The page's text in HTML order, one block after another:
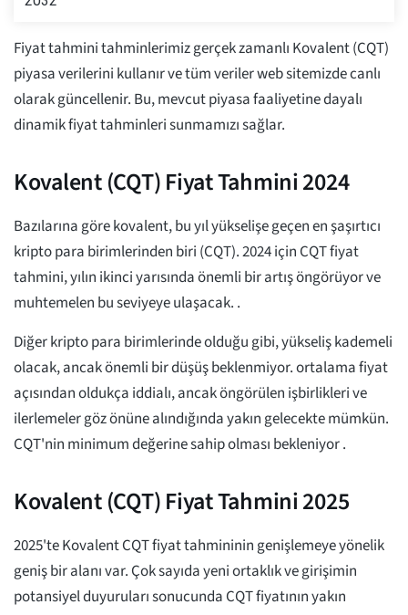
Fiyat tahmini tahminlerimiz gerçek zamanlı Kovalent (CQT)
piyasa verilerini kullanır ve tüm veriler web sitemizde canlı
olarak güncellenir. Bu, mevcut piyasa faaliyetine dayalı
dinamik fiyat tahminleri sunmamızı sağlar.
Kovalent (CQT) Fiyat Tahmini 2024
Bazılarına göre kovalent, bu yıl yükselişe geçen en şaşırtıcı
kripto para birimlerinden biri (CQT). 2024 için CQT fiyat
tahmini, yılın ikinci yarısında önemli bir artış öngörüyor ve
muhtemelen bu seviyeye ulaşacak. .
Diğer kripto para birimlerinde olduğu gibi, yükseliş kademeli
olacak, ancak önemli bir düşüş beklenmiyor. ortalamafiyat
açısından oldukça iddialı, ancak öngörülen işbirlikleri ve
ilerlemeler göz önüne alındığında yakın gelecekte mümkün.
CQT'nin minimum değerine sahip olması bekleniyor.
Kovalent (CQT) Fiyat Tahmini 2025
2025'te Kovalent CQT fiyat tahmininin genişlemeye yönelik
geniş bir alanı var. Çok sayıda yeni ortaklık ve girişimin
potansiyel duyuruları sonucunda CQT fiyatının yakın